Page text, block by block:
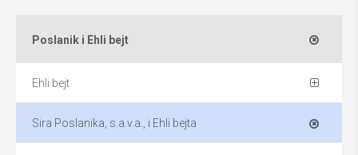
Poslanik i Ehli bejt
Ehli bejt
Sira Poslanika, s.a.v.a., i Ehli bejta